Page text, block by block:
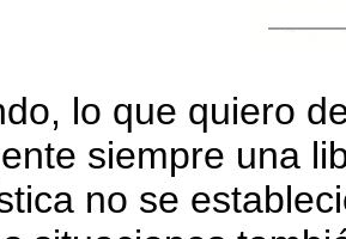
lo que quiero
siempre una
no se